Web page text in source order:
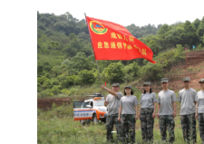
防
知
识
民
国
防